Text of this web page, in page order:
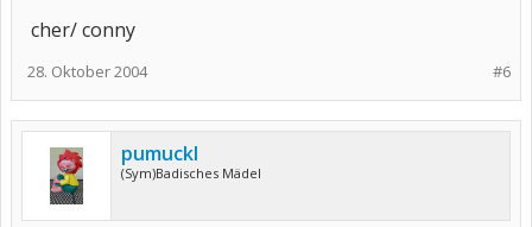
cher/ conny
#6
28. Oktober 2004
pumuckl
(Sym)Badisches Mädel